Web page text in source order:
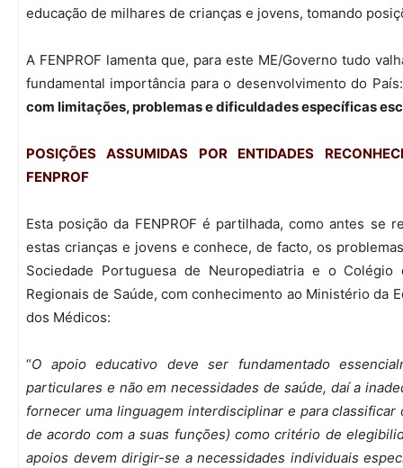
educação de milhares de crianças e jovens, tomando
A FENPROF lamenta que, para este ME/Governo tudo
fundamental importância para o desenvolvimento do
com limitações, problemas e dificuldades específicas
POSIÇÕES ASSUMIDAS POR ENTIDADES
FENPROF
Esta posição da FENPROF é partilhada, como antes se
estas crianças e jovens e conhece, de facto, os
Sociedade Portuguesa de Neuropediatria e o
Regionais de Saúde, com conhecimento ao Ministério da
dos Médicos:
“O apoio educativo deve ser fundamentado
particulares e não em necessidades de saúde, daí a
fornecer uma linguagem interdisciplinar e para
de acordo com a suas funções) como critério de
apoios devem dirigir-se a necessidades individuais